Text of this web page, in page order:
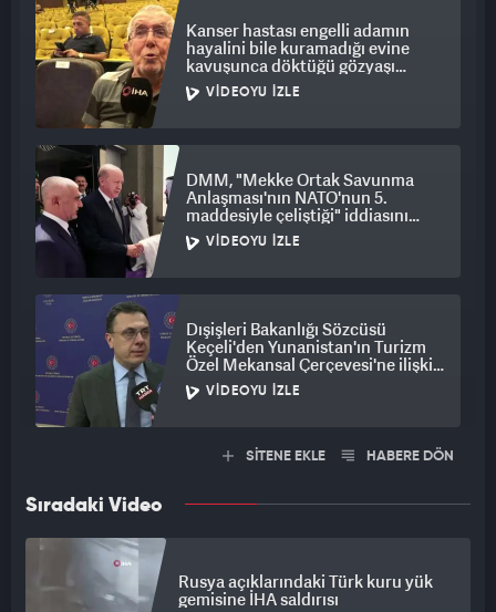
Kanser hastası engelli adamın
hayalini bile kuramadığı evine
kavuşunca döktüğü gözyaşı
duygulandırdı
VIDEOYU İZLE
DMM, "Mekke Ortak Savunma
Anlaşması'nın NATO'nun 5.
maddesiyle çeliştiği" iddiasını
yalanladı
VIDEOYU İZLE
Dışişleri Bakanlığı Sözcüsü
Keçeli'den Yunanistan'ın Turizm
Özel Mekansal Çerçevesi'ne ilişkin
açıklama
VIDEOYU İZLE
SİTENE EKLE HABERE DÖN
Sıradaki Video
Rusya açıklarındaki Türk kuru yük
gemisine İHA saldırısı